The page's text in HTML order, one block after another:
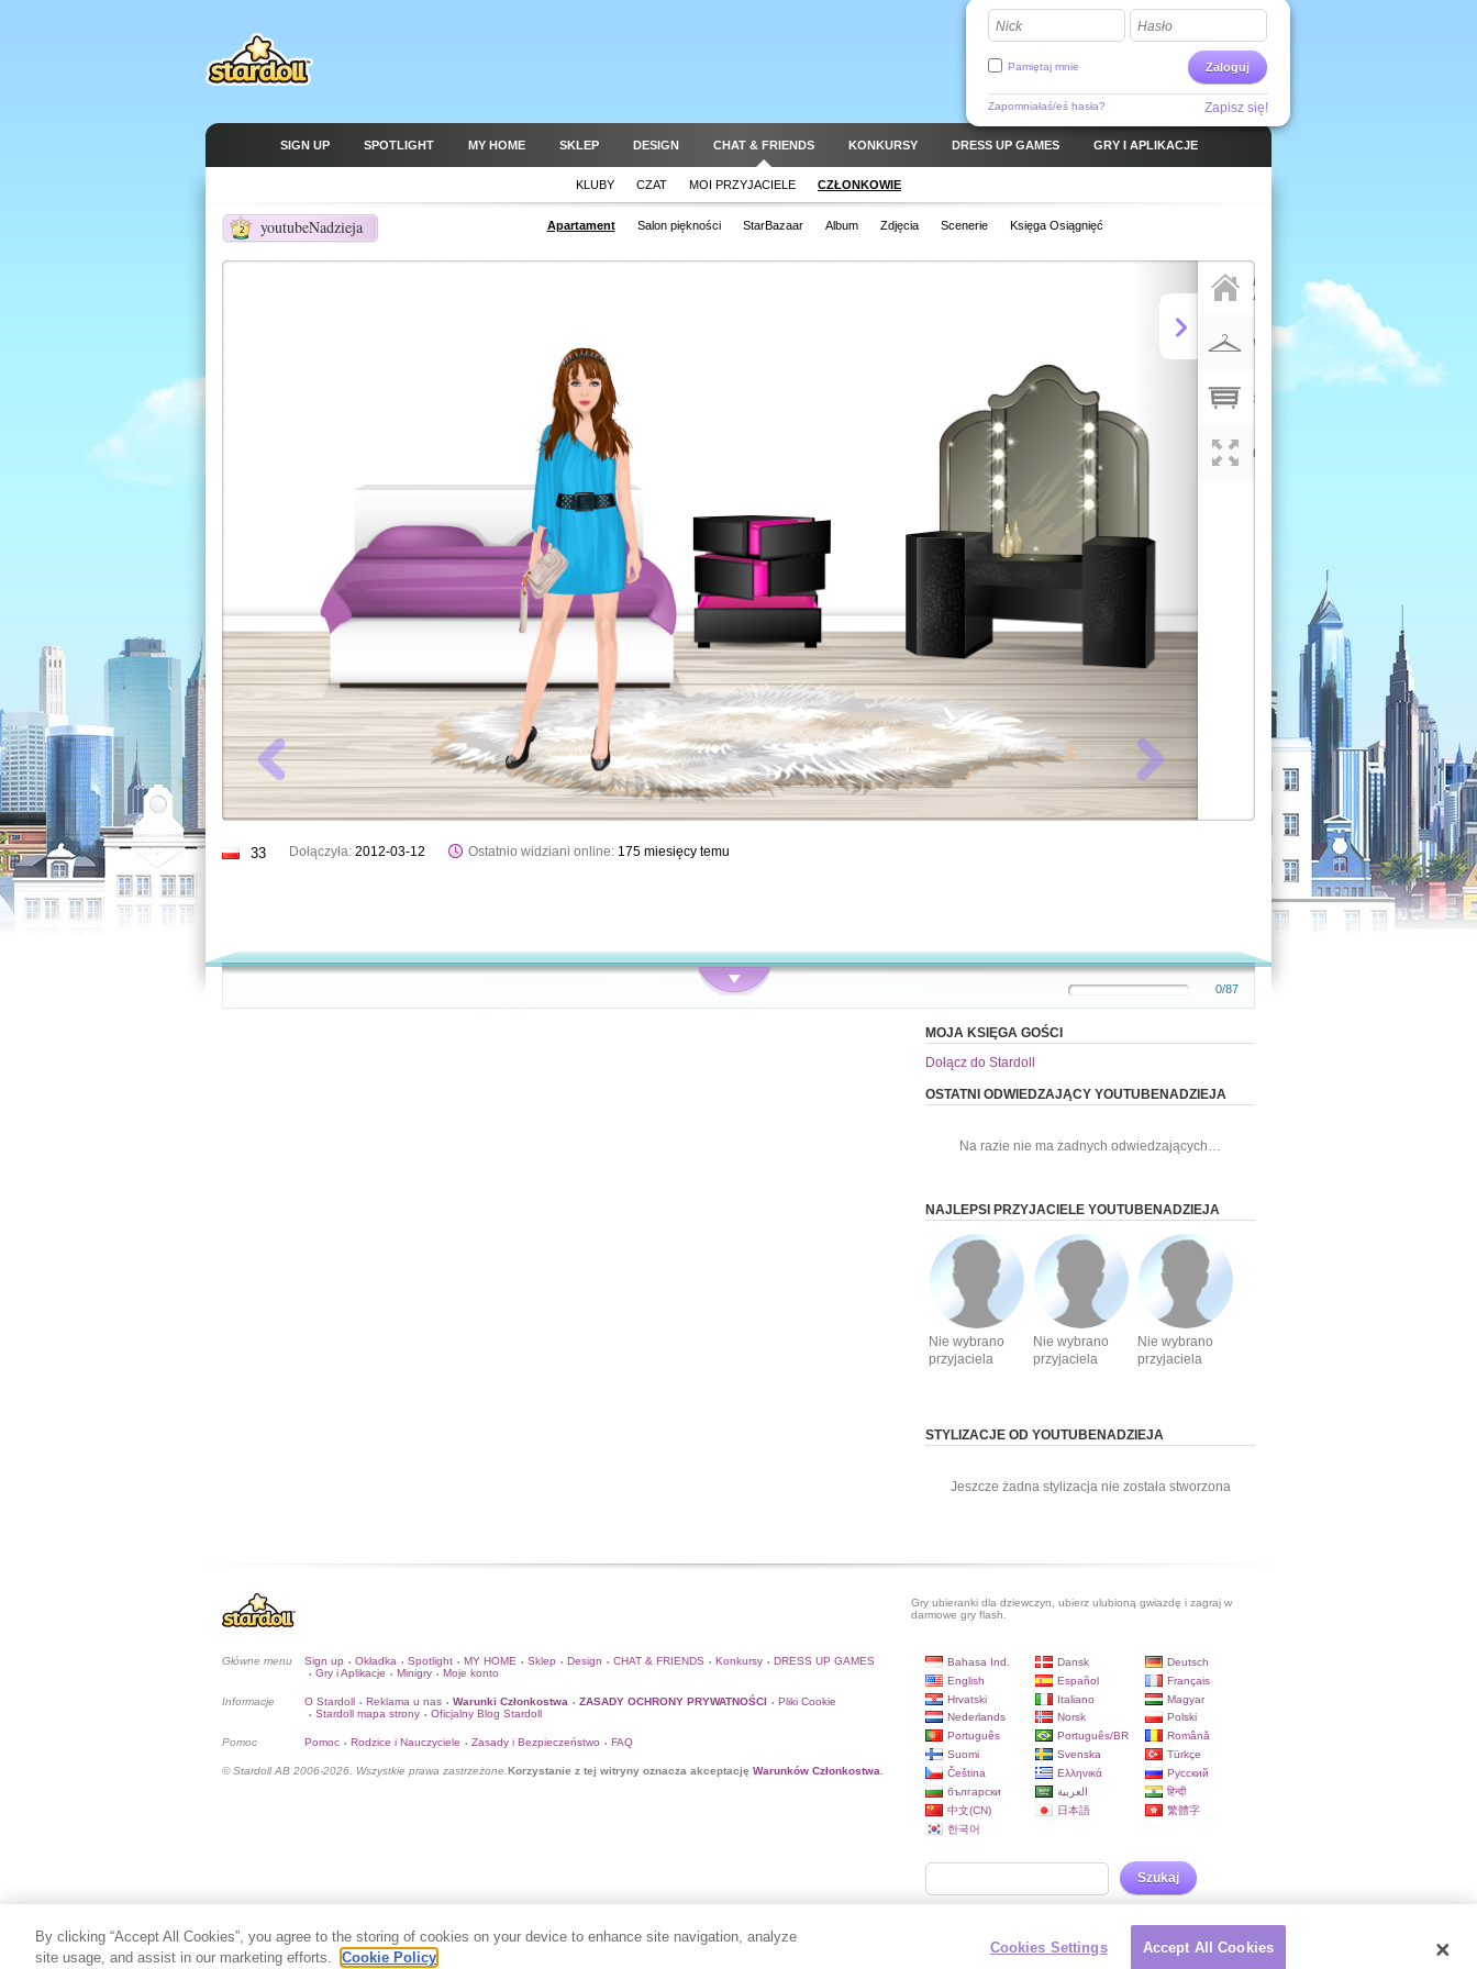
Nick Hasło
Zaloguj
Pamiętaj mnie
Zapomniałaś/eś hasła? Zapisz się!
SIGN UP SPOTLIGHT MY HOME SKLEP DESIGN CHAT & FRIENDS KONKURSY DRESS UP GAMES GRY I APLIKACJE
KLUBY CZAT MOI PRZYJACIELE CZŁONKOWIE
youtubeNadzieja
2 Apartament Salon piękności StarBazaar Album Zdjęcia Scenerie Księga Osiągnięć
33 Dołączyła: 2012-03-12 Ostatnio widziani online: 175 miesięcy temu
0/87
MOJA KSIĘGA GOŚCI
Dołącz do Stardoll
OSTATNI ODWIEDZAJĄCY YOUTUBENADZIEJA
Na razie nie ma żadnych odwiedzających…
NAJLEPSI PRZYJACIELE YOUTUBENADZIEJA
Nie wybrano
przyjaciela
Nie wybrano
przyjaciela
Nie wybrano
przyjaciela
STYLIZACJE OD YOUTUBENADZIEJA
Jeszcze żadna stylizacja nie została stworzona
Gry ubieranki dla dziewczyn, ubierz ulubioną gwiazdę i zagraj w
darmowe gry flash.
Główne menu Sign up • Okładka • Spotlight • MY HOME • Sklep • Design • CHAT & FRIENDS • Konkursy • DRESS UP GAMES
• Gry i Aplikacje • Minigry • Moje konto
Informacje O Stardoll • Reklama u nas • Warunki Członkostwa • ZASADY OCHRONY PRYWATNOŚCI • Pliki Cookie
• Stardoll mapa strony • Oficjalny Blog Stardoll
Pomoc Pomoc • Rodzice i Nauczyciele • Zasady i Bezpieczeństwo • FAQ
© Stardoll AB 2006-2026. Wszystkie prawa zastrzeżone. Korzystanie z tej witryny oznacza akceptację Warunków Członkostwa
Bahasa Ind. Dansk
Deutsch
English
Español
Français
Hrvatski
Italiano
Magyar
Nederlands
Norsk
Polski
Português
Português/BR
Română
Suomi
Svenska
Türkçe
Čeština
Ελληνικά
Русский
български
العربية
हिन्दी
中文(CN)
日本語
繁體字
한국어
Szukaj
By clicking “Accept All Cookies”, you agree to the storing of cookies on your device to enhance site navigation, analyze
site usage, and assist in our marketing efforts.
Cookie Policy
Cookies Settings Accept All Cookies